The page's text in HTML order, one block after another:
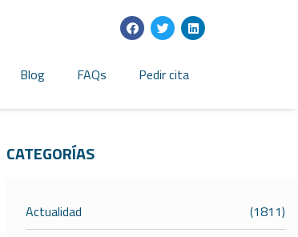
Blog FAQs Pedir cita
CATEGORÍAS
Actualidad
(1811)